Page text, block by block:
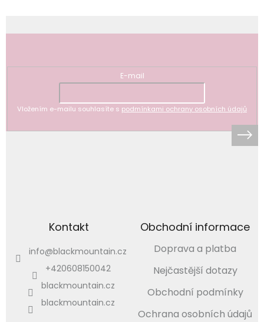
E-mail
Vložením e-mailu souhlasíte s podmínkami ochrany osobních údajů
Kontakt
info@blackmountain.cz
+420608150042
blackmountain.cz
blackmountain.cz
Obchodní informace
Doprava a platba
Nejčastější dotazy
Obchodní podmínky
Ochrana osobních údajů